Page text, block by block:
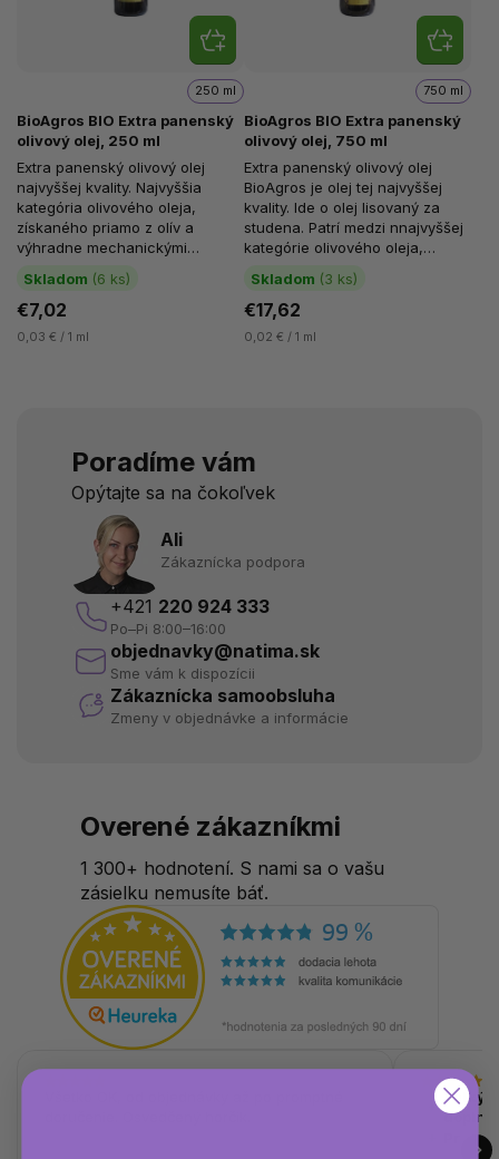
BioAgros BIO Extra panenský
olivový olej, 250 ml
Skladom (6 ks)
250 ml
€7,02
0,03 € / 1 ml
Extra panenský olivový olej
najvyššej kvality. Najvyššia
kategória olivového oleja,
získaného priamo z olív a
výhradne mechanickými
postupmi. A že sa jedná o olej
lisovaný za...
BioAgros BIO Extra panenský
olivový olej, 750 ml
Skladom (3 ks)
750 ml
€17,62
0,02 € / 1 ml
Extra panenský olivový olej
BioAgros je olej tej najvyššej
kvality. Ide o olej lisovaný za
studena. Patrí medzi nnajvyššej
kategórie olivového oleja,
získaného priamo z olív a...
Poradíme vám
Opýtajte sa na čokoľvek
Ali
Zákaznícka podpora
+421 220 924 333
Po–Pi 8:00–16:00
objednavky@natima.sk
Sme vám k dispozícii
Zákaznícka samoobsluha
Zmeny v objednávke a informácie
Overené zákazníkmi
1 300+ hodnotení. S nami sa o vašu
zásielku nemusíte báť.
Veľký